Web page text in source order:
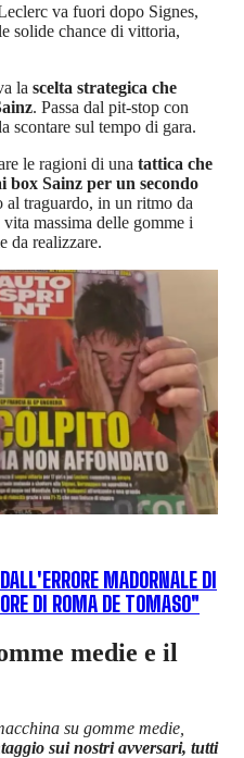
va fuori dopo Signes,
solide chance di vittoria,
la scelta strategica che
. Passa dal pit-stop con
scontare sul tempo di gara.
le ragioni di una tattica che
Sainz per un secondo
al traguardo, in un ritmo da
massima delle gomme i
da realizzare.
MADORNALE DI
DI ROMA DE TOMASO"
medie e il
su gomme medie,
sui nostri avversari, tutti